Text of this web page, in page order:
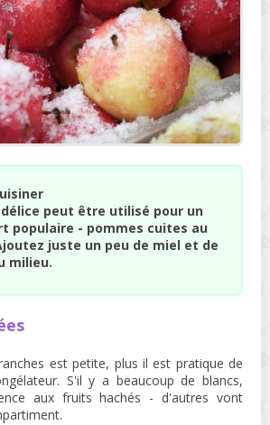
peut être utilisé pour un
populaire - pommes cuites au
juste un peu de miel et de
milieu.
est petite, plus il est pratique de
S'il y a beaucoup de blancs,
aux fruits hachés - d'autres vont